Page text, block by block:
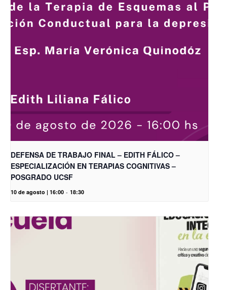
DEFENSA DE TRABAJO FINAL – EDITH FÁLICO –
ESPECIALIZACIÓN EN TERAPIAS COGNITIVAS –
POSGRADO UCSF
10 de agosto | 16:00 - 18:30